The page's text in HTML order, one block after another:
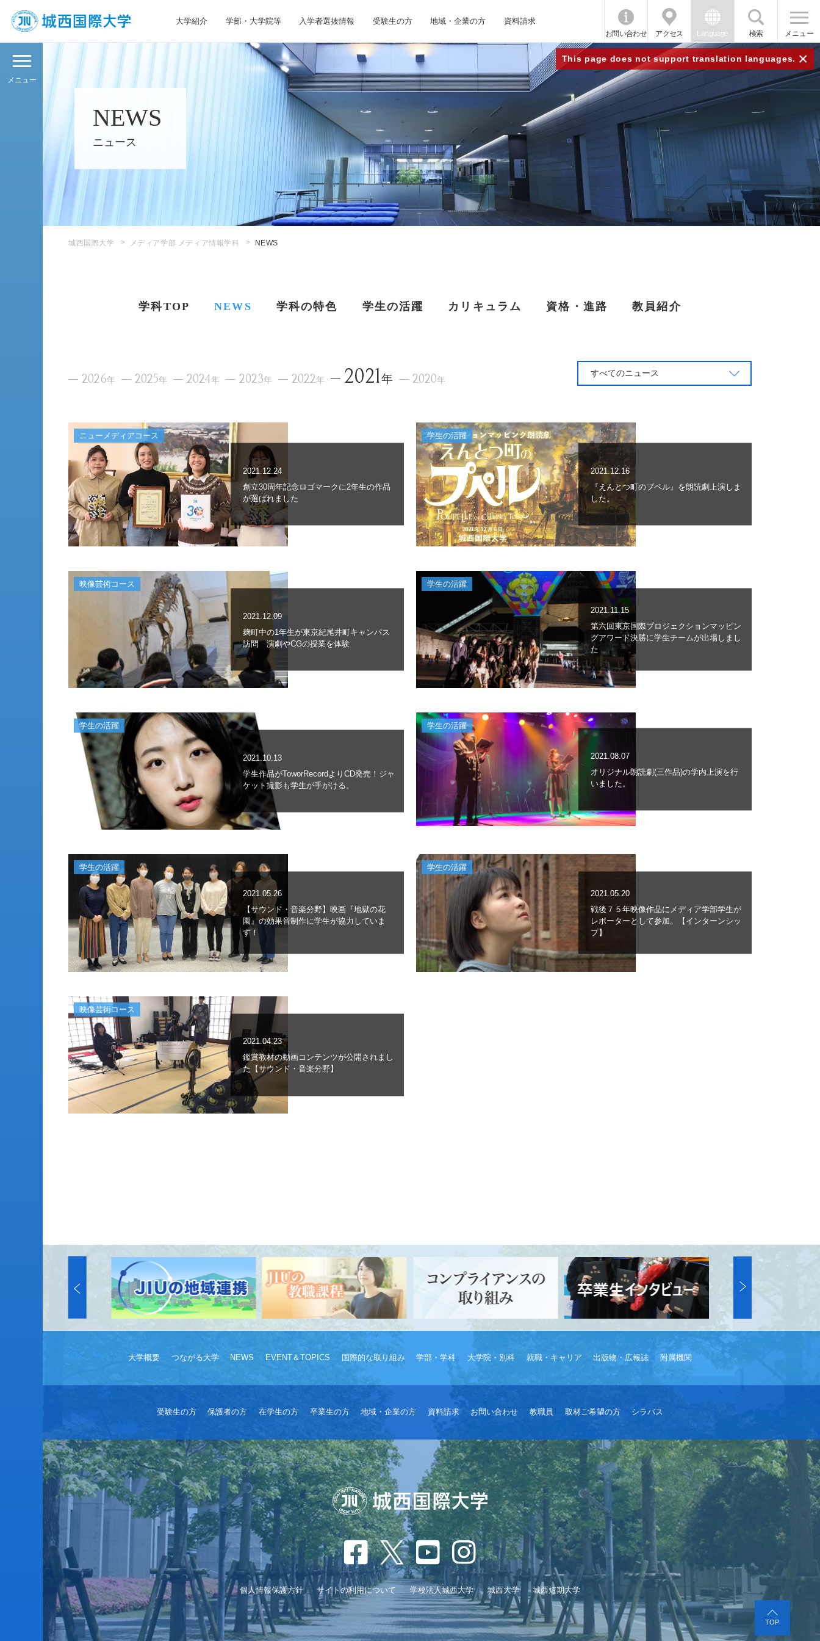
大学紹介 学部・大学院等 入学者選抜情報 受験生の方 地域・企業の方 資料請求
お問い合わせ アクセス Language 検索 メニュー
This page does not support translation languages. ×
メニュー
NEWS
ニュース
城西国際大学 メディア学部 メディア情報学科 NEWS
学科TOP NEWS 学科の特色 学生の活躍 カリキュラム 資格・進路 教員紹介
2026年 2025年 2024年 2023年 2022年 2021年 2020年
すべてのニュース
ニューメディアコース
2021.12.24
創立30周年記念ロゴマークに2年生の作品
が選ばれました
学生の活躍
2021.12.16
『えんとつ町のプペル』を朗読劇上演しま
した。
映像芸術コース
2021.12.09
麹町中の1年生が東京紀尾井町キャンパス
訪問 演劇やCGの授業を体験
学生の活躍
2021.11.15
第六回東京国際プロジェクションマッピン
グアワード決勝に学生チームが出場しまし
た
学生の活躍
2021.10.13
学生作品がToworRecordよりCD発売！ジャ
ケット撮影も学生が手がける。
学生の活躍
2021.08.07
オリジナル朗読劇(三作品)の学内上演を行
いました。
学生の活躍
2021.05.26
【サウンド・音楽分野】映画『地獄の花
園』の効果音制作に学生が協力していま
す！
学生の活躍
2021.05.20
戦後７５年映像作品にメディア学部学生が
レポーターとして参加。【インターンシッ
プ】
映像芸術コース
2021.04.23
鑑賞教材の動画コンテンツが公開されまし
た【サウンド・音楽分野】
TOP
大学概要 つながる大学 NEWS EVENT＆TOPICS 国際的な取り組み 学部・学科 大学院・別科 就職・キャリア 出版物・広報誌 附属機関
受験生の方 保護者の方 在学生の方 卒業生の方 地域・企業の方 資料請求 お問い合わせ 教職員 取材ご希望の方 シラバス
個人情報保護方針 サイトの利用について 学校法人城西大学 城西大学 城西短期大学